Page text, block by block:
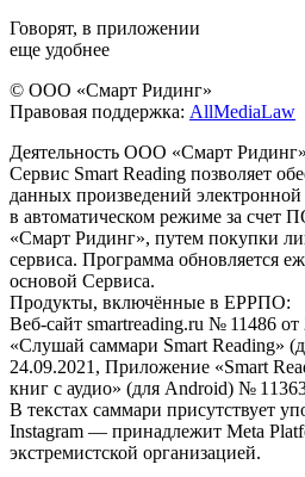
Говорят, в приложении
еще удобнее
© ООО «Смарт Ридинг»
Правовая поддержка: AllMediaLaw
Деятельность ООО «Смарт
Сервис Smart Reading позволяет
данных произведений
в автоматическом режиме за счет
«Смарт Ридинг», путем покупки
сервиса. Программа обновляется
основой Сервиса.
Продукты, включённые в ЕРРПО:
Веб-сайт smartreading.ru № 11486
«Слушай саммари Smart Reading»
24.09.2021, Приложение «Smart
книг с аудио» (для Android) №
В текстах саммари присутствует
Instagram — принадлежит Meta
экстремистской организацией.